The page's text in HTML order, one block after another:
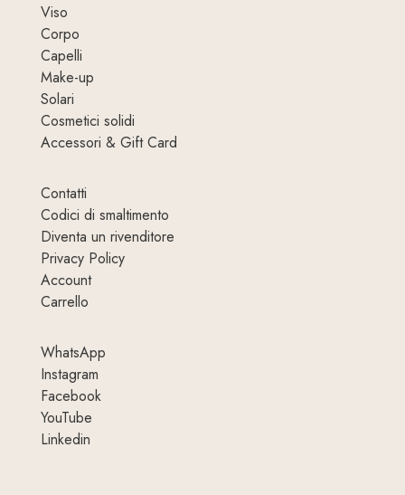
Viso
Corpo
Capelli
Make-up
Solari
Cosmetici solidi
Accessori & Gift Card
Contatti
Codici di smaltimento
Diventa un rivenditore
Privacy Policy
Account
Carrello
WhatsApp
Instagram
Facebook
YouTube
Linkedin